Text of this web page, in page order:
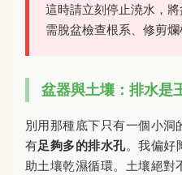
這時請立刻停止澆水，
需脫盆檢查根系、修剪爛
盆器與土壤：排水是
別用那種底下只有一個小
有足夠多的排水孔。我偏好
助土壤乾濕循環。土壤絕對